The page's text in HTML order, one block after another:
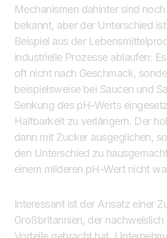
Mechanismen dahinter sind
bekannt, aber der Unterschied
Beispiel aus der
industrielle Prozesse ablaufen:
oft nicht nach Geschmack,
beispielsweise bei Saucen und
Senkung des pH-Werts
Haltbarkeit zu verlängern. Der
dann mit Zucker ausgeglichen,
den Unterschied zu
einem milderen pH-Wert nicht
Interessant ist der Ansatz einer
Großbritannien, der